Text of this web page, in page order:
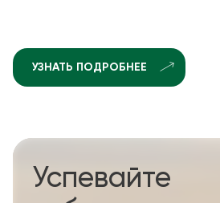
УЗНАТЬ ПОДРОБНЕЕ
Успевайте